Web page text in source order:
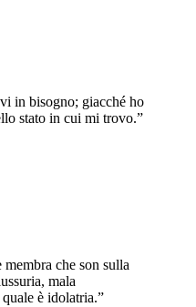
in bisogno; giacché ho
stato in cui mi trovo.”
che son sulla
mala
è idolatria.”